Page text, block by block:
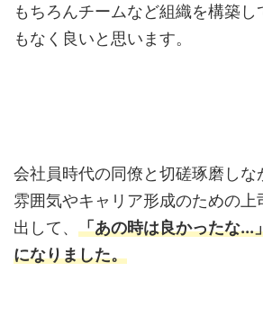
もちろんチームなど組織を構築
もなく良いと思います。
会社員時代の同僚と切磋琢磨しな
雰囲気やキャリア形成のための上
出して、 「あの時は良かったな...
になりました。